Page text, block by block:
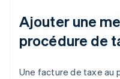
Ajouter une
procédure de
Une facture de taxe au